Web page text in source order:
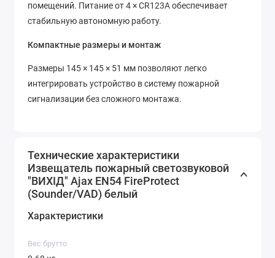
помещений. Питание от 4 × CR123A обеспечивает
стабильную автономную работу.
Компактные размеры и монтаж
Размеры 145 × 145 × 51 мм позволяют легко
интегрировать устройство в систему пожарной
сигнализации без сложного монтажа.
Технические характеристики
Извещатель пожарный светозвуковой
"ВИХІД" Ajax EN54 FireProtect
(Sounder/VAD) белый
Характеристики
Вес брутто